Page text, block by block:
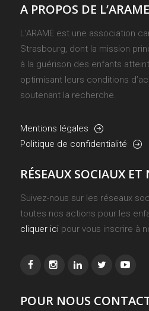
A PROPOS DE L’ARAME
L’ARAME est une association
Strasbourg, dont la mission
à la guérison des enfants
optimisant leurs conditions
soutenant la recherche.
Mentions légales
Politique de confidentialité
RÉSEAUX SOCIAUX ET
Suivez-nous sur les réseaux
toutes nos actions pour les
cliquer icipour vous inscrire à
POUR NOUS